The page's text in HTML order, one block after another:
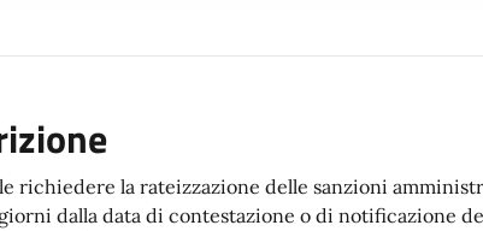
richiedere la rateizzazione delle sanzioni
dalla data di contestazione o di notificazione